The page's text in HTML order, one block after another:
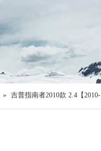
» 吉普指南者2010款 2.4【